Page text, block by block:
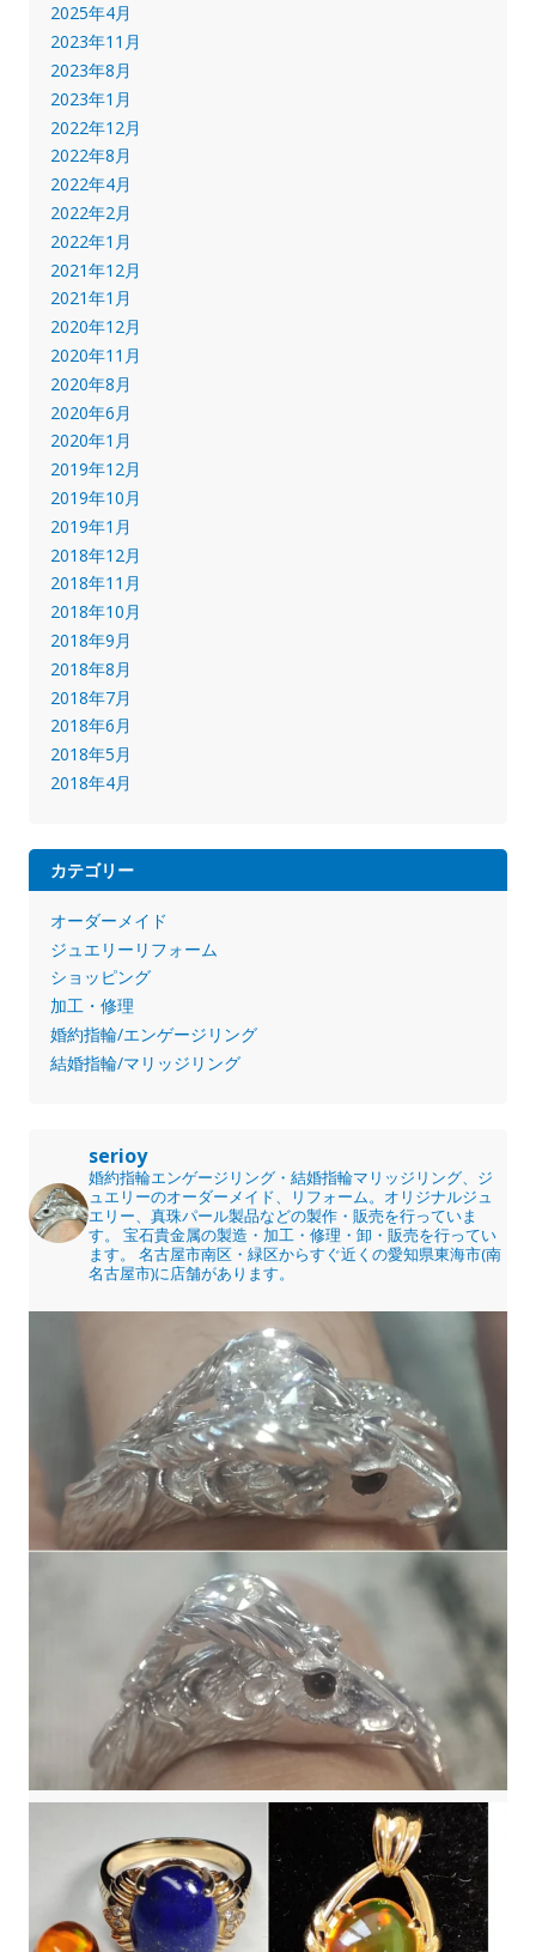
2025年4月
2023年11月
2023年8月
2023年1月
2022年12月
2022年8月
2022年4月
2022年2月
2022年1月
2021年12月
2021年1月
2020年12月
2020年11月
2020年8月
2020年6月
2020年1月
2019年12月
2019年10月
2019年1月
2018年12月
2018年11月
2018年10月
2018年9月
2018年8月
2018年7月
2018年6月
2018年5月
2018年4月
カテゴリー
オーダーメイド
ジュエリーリフォーム
ショッピング
加工・修理
婚約指輪/エンゲージリング
結婚指輪/マリッジリング
serioy
婚約指輪エンゲージリング・結婚指輪マリッジリング、ジ
ュエリーのオーダーメイド、リフォーム。オリジナルジュ
エリー、真珠パール製品などの製作・販売を行っていま
す。
宝石貴金属の製造・加工・修理・卸・販売を行ってい
ます。
名古屋市南区・緑区からすぐ近くの愛知県東海市(南
名古屋市)に店舗があります。